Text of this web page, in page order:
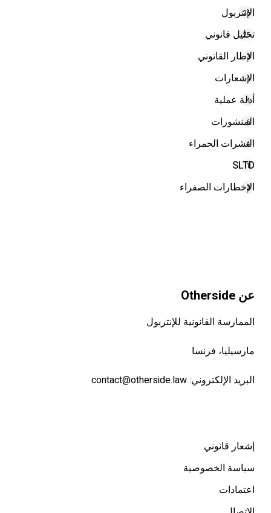
الإنتربول
26
تحليل قانوني
25
الإطار القانوني
3
الإشعارات
4
أدلة عملية
4
المنشورات
6
النشرات الحمراء
4
SLTD
1
الإخطارات الصفراء
2
عن Otherside
الممارسة القانونية للإنتربول
مارسيليا، فرنسا
البريد الإلكتروني:contact@otherside.law
إشعار قانوني
سياسة الخصوصية
اعتمادات